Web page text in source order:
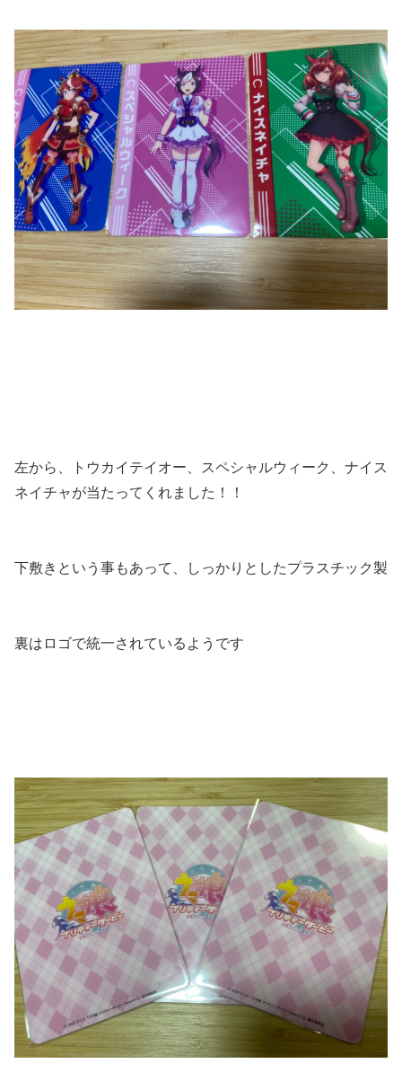
左から、トウカイテイオー、スペシャルウィーク、ナイス
ネイチャが当たってくれました！！
下敷きという事もあって、しっかりとしたプラスチック製
裏はロゴで統一されているようです